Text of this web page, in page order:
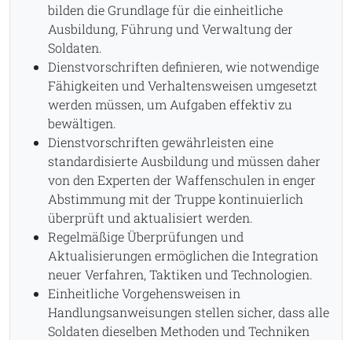
bilden die Grundlage für die einheitliche
Ausbildung, Führung und Verwaltung der
Soldaten.
Dienstvorschriften definieren, wie notwendige
Fähigkeiten und Verhaltensweisen umgesetzt
werden müssen, um Aufgaben effektiv zu
bewältigen.
Dienstvorschriften gewährleisten eine
standardisierte Ausbildung und müssen daher
von den Experten der Waffenschulen in enger
Abstimmung mit der Truppe kontinuierlich
überprüft und aktualisiert werden.
Regelmäßige Überprüfungen und
Aktualisierungen ermöglichen die Integration
neuer Verfahren, Taktiken und Technologien.
Einheitliche Vorgehensweisen in
Handlungsanweisungen stellen sicher, dass alle
Soldaten dieselben Methoden und Techniken